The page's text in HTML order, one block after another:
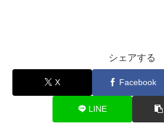
シェアする
X Facebook
LINE